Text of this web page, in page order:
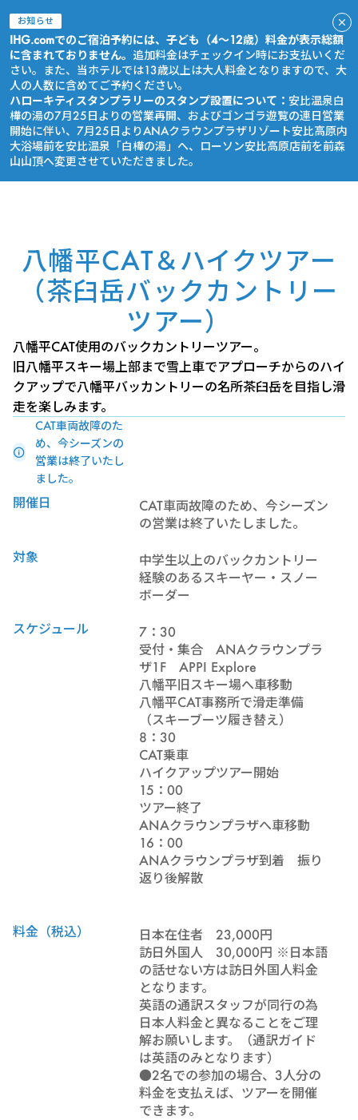
お知らせ
IHG.comでのご宿泊予約には、子ども（4～12歳）料金が表示総額
に含まれておりません。 追加料金はチェックイン時にお支払いくだ
さい。また、当ホテルでは13歳以上は大人料金となりますので、大
人の人数に含めてご予約ください。
ハローキティスタンプラリーのスタンプ設置について： 安比温泉白
樺の湯の7月25日よりの営業再開、およびゴンゴラ遊覧の連日営業
開始に伴い、7月25日よりANAクラウンプラザリゾート安比高原内
大浴場前を安比温泉「白樺の湯」へ、ローソン安比高原店前を前森
山山頂へ変更させていただきました。
八幡平CAT＆ハイクツアー
（茶臼岳バックカントリー
ツアー）
八幡平CAT使用のバックカントリーツアー。
旧八幡平スキー場上部まで雪上車でアプローチからのハイ
クアップで八幡平バッカントリーの名所茶臼岳を目指し滑
走を楽しみます。
CAT車両故障のた
め、今シーズンの
営業は終了いたし
ました。
開催日
CAT車両故障のため、今シーズン
の営業は終了いたしました。
対象
中学生以上のバックカントリー
経験のあるスキーヤー・スノー
ボーダー
スケジュール
7：30
受付・集合 ANAクラウンプラ
ザ1F APPI Explore
八幡平旧スキー場へ車移動
八幡平CAT事務所で滑走準備
（スキーブーツ履き替え）
8：30
CAT乗車
ハイクアップツアー開始
15：00
ツアー終了
ANAクラウンプラザへ車移動
16：00
ANAクラウンプラザ到着 振り
返り後解散
料金（税込）
日本在住者 23,000円
訪日外国人 30,000円 ※日本語
の話せない方は訪日外国人料金
となります。
英語の通訳スタッフが同行の為
日本人料金と異なることをご理
解お願いします。（通訳ガイド
は英語のみとなります）
●2名での参加の場合、3人分の
料金を支払えば、ツアーを開催
できます。